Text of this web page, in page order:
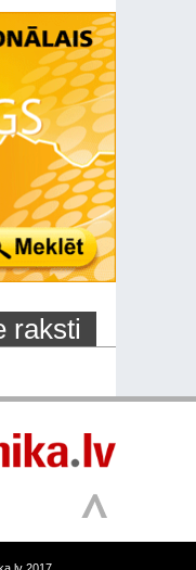
raksti